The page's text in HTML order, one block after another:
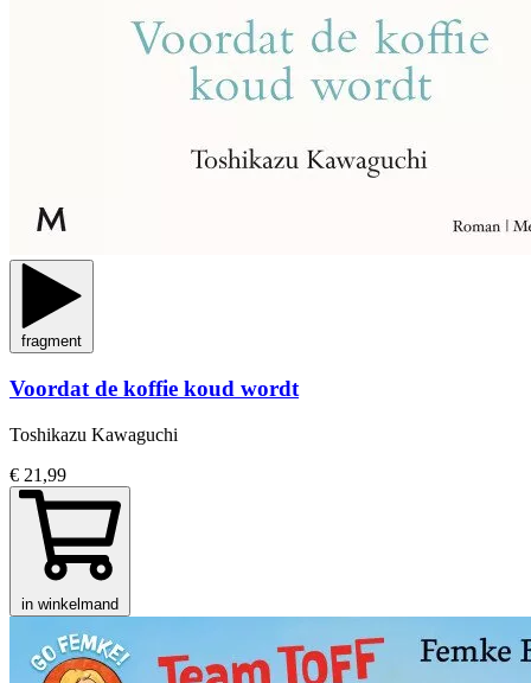
fragment
Voordat de koffie koud wordt
Toshikazu Kawaguchi
€ 21,99
in winkelmand